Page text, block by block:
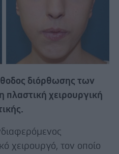
διόρθωσης των
πλαστική χειρουργική
χειρουργό, τον οποίο